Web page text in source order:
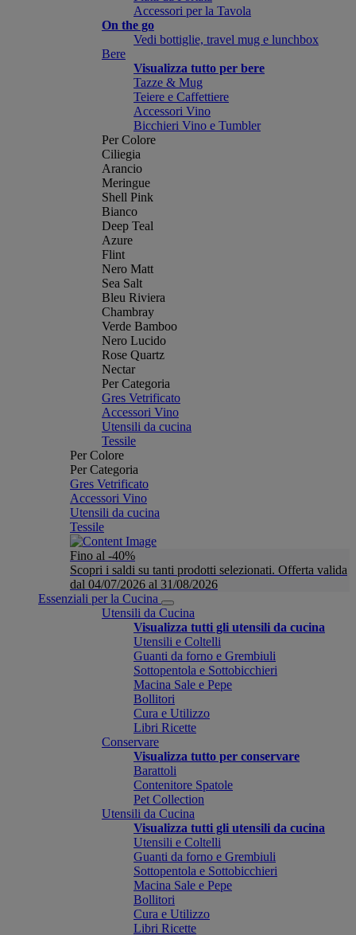
Accessori per la Tavola
On the go
Vedi bottiglie, travel mug e lunchbox
Bere
Visualizza tutto per bere
Tazze & Mug
Teiere e Caffettiere
Accessori Vino
Bicchieri Vino e Tumbler
Per Colore
Ciliegia
Arancio
Meringue
Shell Pink
Bianco
Deep Teal
Azure
Flint
Nero Matt
Sea Salt
Bleu Riviera
Chambray
Verde Bamboo
Nero Lucido
Rose Quartz
Nectar
Per Categoria
Gres Vetrificato
Accessori Vino
Utensili da cucina
Tessile
Per Colore
Per Categoria
Gres Vetrificato
Accessori Vino
Utensili da cucina
Tessile
Fino al -40%
Scopri i saldi su tanti prodotti selezionati. Offerta valida
dal 04/07/2026 al 31/08/2026
Essenziali per la Cucina
Utensili da Cucina
Visualizza tutti gli utensili da cucina
Utensili e Coltelli
Guanti da forno e Grembiuli
Sottopentola e Sottobicchieri
Macina Sale e Pepe
Bollitori
Cura e Utilizzo
Libri Ricette
Conservare
Visualizza tutto per conservare
Barattoli
Contenitore Spatole
Pet Collection
Utensili da Cucina
Visualizza tutti gli utensili da cucina
Utensili e Coltelli
Guanti da forno e Grembiuli
Sottopentola e Sottobicchieri
Macina Sale e Pepe
Bollitori
Cura e Utilizzo
Libri Ricette